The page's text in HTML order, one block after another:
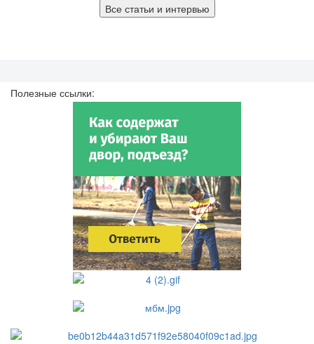
Все статьи и интервью
Полезные ссылки: